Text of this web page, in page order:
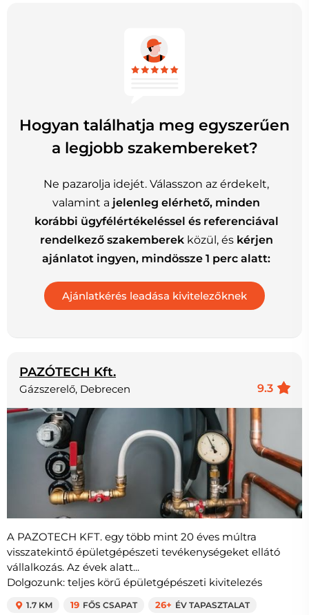
Hogyan találhatja meg egyszerűen
a legjobb szakembereket?
Ne pazarolja idejét. Válasszon az érdekelt,
valamint a jelenleg elérhető, minden
korábbi ügyfélértékeléssel és referenciával
rendelkező szakemberekközül, és kérjen
ajánlatot ingyen, mindössze 1 perc alatt:
PAZÓTECH Kft.
9.3
Gázszerelő, Debrecen
A PAZOTECH KFT. egy több mint 20 éves múltra
visszatekintő épületgépészeti tevékenységeket ellátó
vállalkozás. Az évek alatt...
Dolgozunk: teljes körű épületgépészeti kivitelezés
1.7 KM 19 FŐS CSAPAT 26+ ÉV TAPASZTALAT